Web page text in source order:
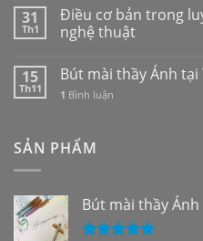
31
Th1
Điều cơ bản trong
nghệ thuật
15
Th11
Bút mài thầy Ánh tại
1 Bình luận
SẢN PHẨM
Bút mài thầy Ánh